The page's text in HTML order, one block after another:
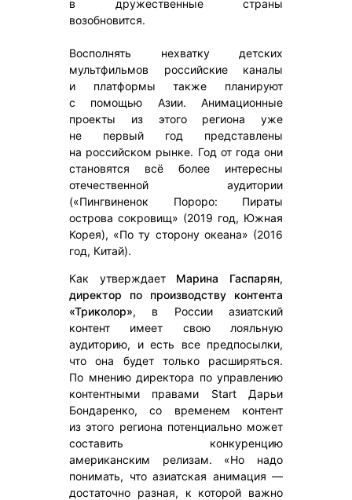
в дружественные страны
возобновится.
Восполнять нехватку детских
мультфильмов российские каналы
и платформы также планируют
с помощью Азии. Анимационные
проекты из этого региона уже
не первый год представлены
на российском рынке. Год от года они
становятся всё более интересны
отечественной аудитории
(«Пингвиненок Пороро: Пираты
острова сокровищ» (2019 год, Южная
Корея), «По ту сторону океана» (2016
год, Китай).
Как утверждает Марина Гаспарян,
директор по производству контента
«Триколор», в России азиатский
контент имеет свою лояльную
аудиторию, и есть все предпосылки,
что она будет только расширяться.
По мнению директора по управлению
контентными правами Start Дарьи
Бондаренко, со временем контент
из этого региона потенциально может
составить конкуренцию
американским релизам. «Но надо
понимать, что азиатская анимация —
достаточно разная, к которой важно